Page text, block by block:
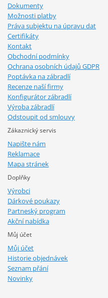
Dokumenty
Možnosti platby
Práva subjektu na úpravu dat
Certifikáty
Kontakt
Obchodní podmínky
Ochrana osobních údajů GDPR
Poptávka na zábradlí
Recenze naší firmy
Konfigurátor zábradlí
Výroba zábradlí
Odstoupit od smlouvy
Zákaznický servis
Napište nám
Reklamace
Mapa stránek
Doplňky
Výrobci
Dárkové poukazy
Partneský program
Akční nabídka
Můj účet
Můj účet
Historie objednávek
Seznam přání
Novinky